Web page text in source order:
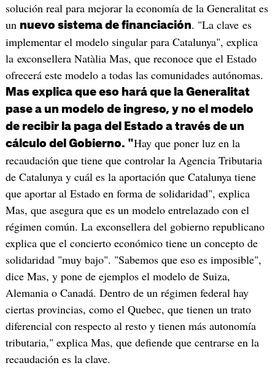
solución real para mejorar la economía de la Generalitat es
un nuevo sistema de financiación. "La clave es
implementar el modelo singular para Catalunya", explica
la exconsellera Natàlia Mas, que reconoce que el Estado
ofrecerá este modelo a todas las comunidades autónomas.
Mas explica que eso hará que la Generalitat
pase a un modelo de ingreso, y no el modelo
de recibir la paga del Estado a través de un
cálculo del Gobierno. "Hay que poner luz en la
recaudación que tiene que controlar la Agencia Tributaria
de Catalunya y cuál es la aportación que Catalunya tiene
que aportar al Estado en forma de solidaridad", explica
Mas, que asegura que es un modelo entrelazado con el
régimen común. La exconsellera del gobierno republicano
explica que el concierto económico tiene un concepto de
solidaridad "muy bajo". "Sabemos que eso es imposible",
dice Mas, y pone de ejemplos el modelo de Suiza,
Alemania o Canadá. Dentro de un régimen federal hay
ciertas provincias, como el Quebec, que tienen un trato
diferencial con respecto al resto y tienen más autonomía
tributaria," explica Mas, que defiende que centrarse en la
recaudación es la clave.